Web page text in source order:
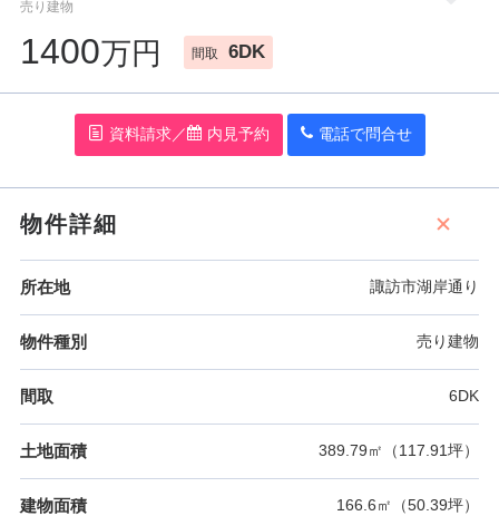
売り建物
1400万円 間取 6DK
資料請求／ 内見予約 電話で問合せ
物件詳細
所在地 諏訪市湖岸通り
物件種別 売り建物
間取 6DK
土地面積 389.79㎡（117.91坪）
建物面積 166.6㎡（50.39坪）